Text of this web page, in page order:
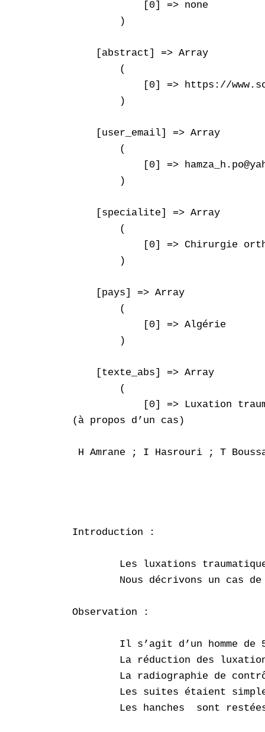
            [0] => none
        )
    [abstract] => Array
        (
[0] => https://
        )
    [user_email] => Array
        (
[0] =>
        )
    [specialite] => Array
        (
[0] => Chirurgie
        )
    [pays] => Array
        (
            [0] => Algérie
        )
    [texte_abs] => Array
        (
[0] => Luxation
(à propos d’un cas)
H Amrane ; I Hasrouri ; T
Introduction :
Les luxations
Nous décrivons un cas
Observation :
Il s’agit d’un homme de
La réduction des
La radiographie de
Les suites étaient
Les hanches  sont